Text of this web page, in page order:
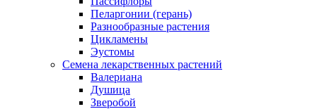
Пеларгонии (герань)
Разнообразные растения
Цикламены
Эустомы
Семена лекарственных растений
Валериана
Душица
Зверобой